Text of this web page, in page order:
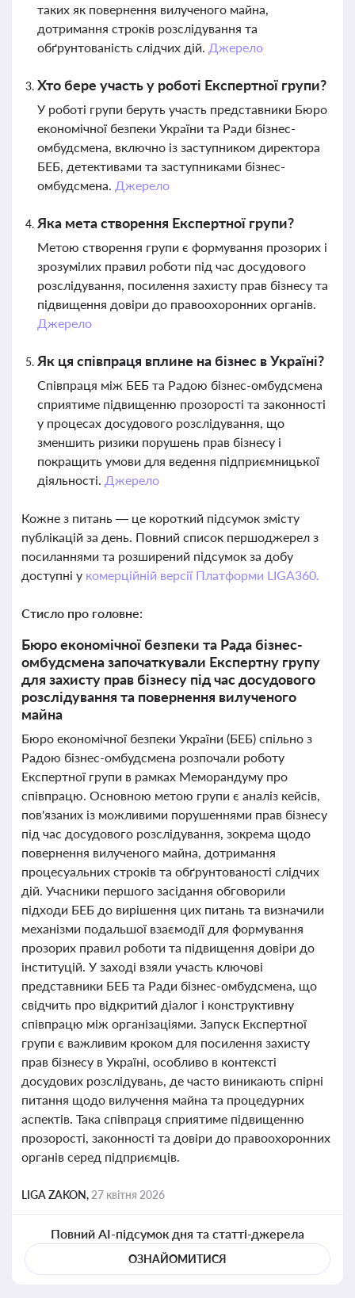
таких як повернення вилученого майна,
дотримання строків розслідування та
обґрунтованість слідчих дій. Джерело
Хто бере участь у роботі Експертної групи?
У роботі групи беруть участь представники Бюро
економічної безпеки України та Ради бізнес-
омбудсмена, включно із заступником директора
БЕБ, детективами та заступниками бізнес-
омбудсмена. Джерело
Яка мета створення Експертної групи?
Метою створення групи є формування прозорих і
зрозумілих правил роботи під час досудового
розслідування, посилення захисту прав бізнесу та
підвищення довіри до правоохоронних органів.
Джерело
Як ця співпраця вплине на бізнес в Україні?
Співпраця між БЕБ та Радою бізнес-омбудсмена
сприятиме підвищенню прозорості та законності
у процесах досудового розслідування, що
зменшить ризики порушень прав бізнесу і
покращить умови для ведення підприємницької
діяльності. Джерело
Кожне з питань — це короткий підсумок змісту
публікацій за день. Повний список першоджерел з
посиланнями та розширений підсумок за добу
доступні у комерційній версії Платформи LIGA360.
Стисло про головне:
Бюро економічної безпеки та Рада бізнес-
омбудсмена започаткували Експертну групу
для захисту прав бізнесу під час досудового
розслідування та повернення вилученого
майна
Бюро економічної безпеки України (БЕБ) спільно з
Радою бізнес-омбудсмена розпочали роботу
Експертної групи в рамках Меморандуму про
співпрацю. Основною метою групи є аналіз кейсів,
пов'язаних із можливими порушеннями прав бізнесу
під час досудового розслідування, зокрема щодо
повернення вилученого майна, дотримання
процесуальних строків та обґрунтованості слідчих
дій. Учасники першого засідання обговорили
підходи БЕБ до вирішення цих питань та визначили
механізми подальшої взаємодії для формування
прозорих правил роботи та підвищення довіри до
інституцій. У заході взяли участь ключові
представники БЕБ та Ради бізнес-омбудсмена, що
свідчить про відкритий діалог і конструктивну
співпрацю між організаціями. Запуск Експертної
групи є важливим кроком для посилення захисту
прав бізнесу в Україні, особливо в контексті
досудових розслідувань, де часто виникають спірні
питання щодо вилучення майна та процедурних
аспектів. Така співпраця сприятиме підвищенню
прозорості, законності та довіри до правоохоронних
органів серед підприємців.
LIGA ZAKON, 27 квітня 2026
Повний AI-підсумок дня та статті-джерела
ОЗНАЙОМИТИСЯ